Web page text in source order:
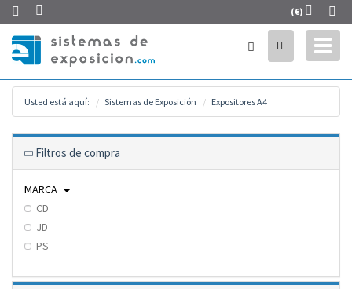
(€)
Usted está aquí: Sistemas de Exposición Expositores A4
Filtros de compra
MARCA
CD
JD
PS